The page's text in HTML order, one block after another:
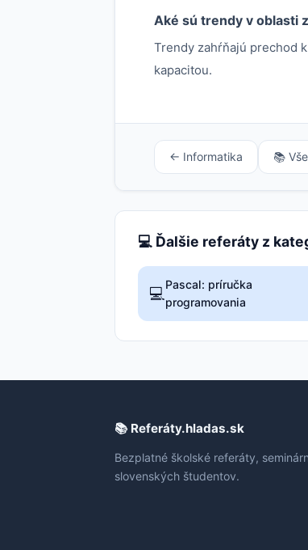
Aké sú trendy v oblasti
Trendy zahŕňajú prechod
kapacitou.
← Informatika 📚
💻 Ďalšie referáty z
💻Pascal: príručka
programovania
📚 Referáty.hladas.sk
Bezplatné školské referáty,
slovenských študentov.